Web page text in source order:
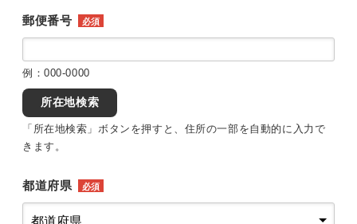
郵便番号 必須
例：000-0000
所在地検索
「所在地検索」ボタンを押すと、住所の一部を自動的に入力で
きます。
都道府県 必須